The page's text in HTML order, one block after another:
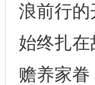
浪前行
始终扎
赡养家